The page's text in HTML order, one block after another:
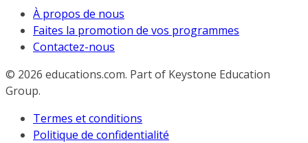
À propos de nous
Faites la promotion de vos programmes
Contactez-nous
© 2026 educations.com. Part of Keystone Education
Group.
Termes et conditions
Politique de confidentialité